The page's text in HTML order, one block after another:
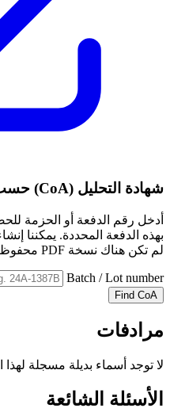
شهادة التحليل (CoA) حسب الدفعة
أدخل رقم الدفعة أو الحزمة
بهذه الدفعة المحددة. يمكننا
لم تكن هناك نسخة PDF محفوظة.
Batch / Lot number
Find CoA
مرادفات
لا توجد أسماء بديلة مسجلة لهذا
الأسئلة الشائعة